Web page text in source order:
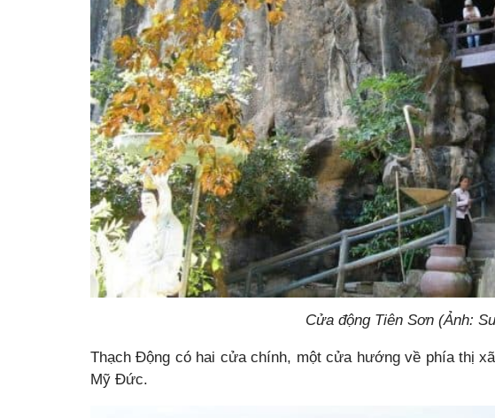
Cửa động Tiên Sơn (Ảnh:
Thạch Động có hai cửa chính, một cửa hướng về phía thị
Mỹ Đức.